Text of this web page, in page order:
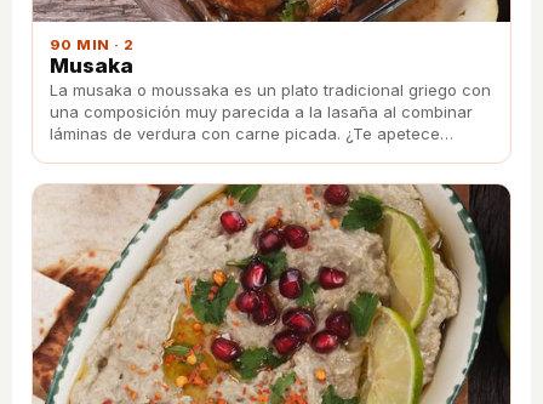
90 MIN · 2
Musaka
La musaka o moussaka es un plato tradicional griego con
una composición muy parecida a la lasaña al combinar
láminas de verdura con carne picada. ¿Te apetece